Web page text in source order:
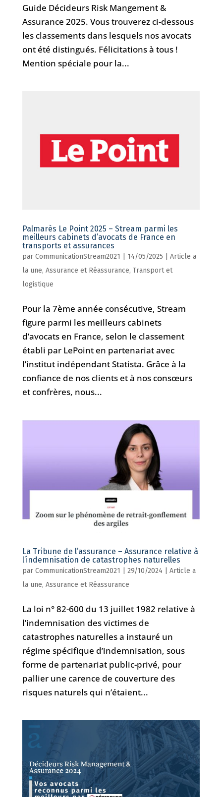
Guide Décideurs Risk Mangement &
Assurance 2025. Vous trouverez ci-dessous
les classements dans lesquels nos avocats
ont été distingués. Félicitations à tous !
Mention spéciale pour la...
Palmarès Le Point 2025 – Stream parmi les
meilleurs cabinets d’avocats de France en
transports et assurances
par CommunicationStream2021 14/05/2025
Article a
la une, Assurance et Réassurance, Transport et
logistique
Pour la 7ème année consécutive, Stream
figure parmi les meilleurs cabinets
d’avocats en France, selon le classement
établi par LePoint en partenariat avec
l’institut indépendant Statista. Grâce à la
confiance de nos clients et à nos consœurs
et confrères, nous...
La Tribune de l’assurance – Assurance relative à
l’indemnisation de catastrophes naturelles
par CommunicationStream2021 29/10/2024
Article a
la une, Assurance et Réassurance
La loi n° 82-600 du 13 juillet 1982 relative à
l’indemnisation des victimes de
catastrophes naturelles a instauré un
régime spécifique d’indemnisation, sous
forme de partenariat public-privé, pour
pallier une carence de couverture des
risques naturels qui n’étaient...